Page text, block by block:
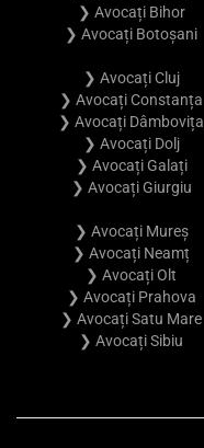
❯ Avocați Bihor
❯ Avocați Botoșani
❯ Avocați Cluj
❯ Avocați Constanța
❯ Avocați Dâmbovița
❯ Avocați Dolj
❯ Avocați Galați
❯ Avocați Giurgiu
❯ Avocați Mureș
❯ Avocați Neamț
❯ Avocați Olt
❯ Avocați Prahova
❯ Avocați Satu Mare
❯ Avocați Sibiu